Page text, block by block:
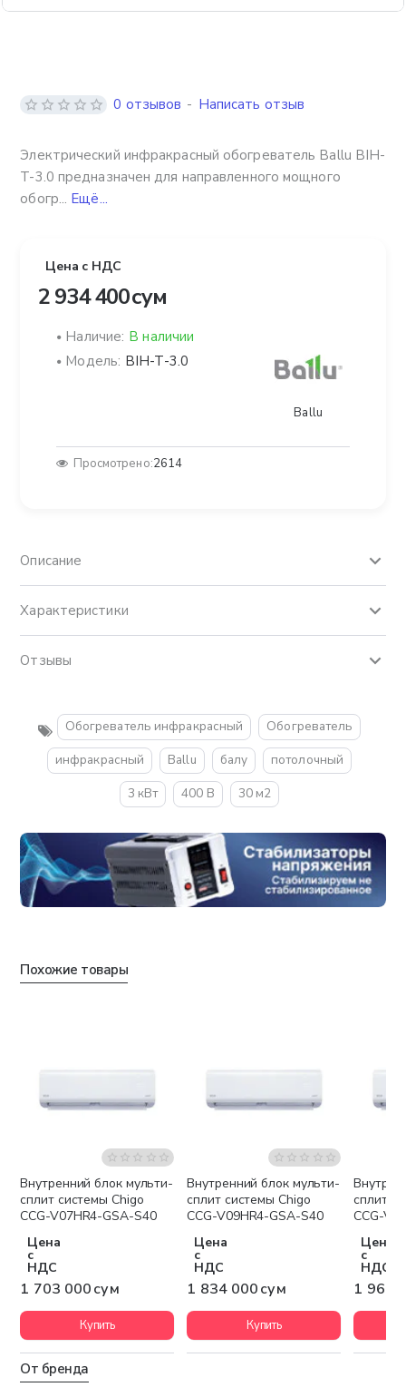
Электрический инфракрасный обогреватель Ballu BIH-
T-3.0 предназначен для направленного мощного
обогр... Ещё...
0 отзывов - Написать отзыв
Цена с НДС
2 934 400 сум
Наличие: В наличии
Модель: BIH-T-3.0
Ballu
Просмотрено:2614
Описание
Характеристики
Отзывы
Обогреватель инфракрасный
Обогреватель
инфракрасный
Ballu балу
потолочный
3 кВт
400 В 30 м2
Похожие товары
Бесплатная доставка
Внутренний блок мульти-
сплит системы Chigo
CCG-V07HR4-GSA-S40
Цена
с
НДС
1 703 000 сум
Купить
Бесплатная доставка
Внутренний блок мульти-
сплит системы Chigo
CCG-V09HR4-GSA-S40
Цена
с
НДС
1 834 000 сум
Купить
сплит
CCG-
Цена
с
НДС
1 965
От бренда